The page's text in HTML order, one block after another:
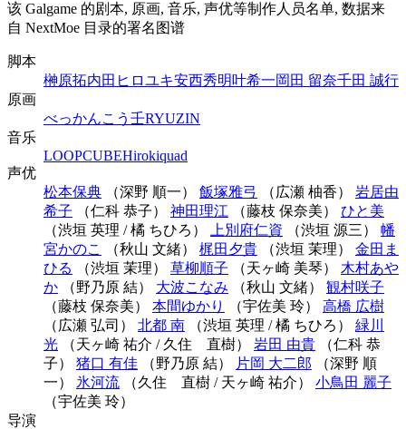
该 Galgame 的剧本, 原画, 音乐, 声优等制作人员名单, 数据来
自 NextMoe 目录的署名图谱
脚本
榊原拓内田ヒロユキ安西秀明叶希一岡田 留奈千田 誠行
原画
べっかんこう 壬RYUZIN
音乐
LOOPCUBEHirokiquad
声优
松本保典 （深野 順一） 飯塚雅弓 （広瀬 柚香） 岩居由
希子 （仁科 恭子） 神田理江 （藤枝 保奈美） ひと美
（渋垣 英理 / 橘 ちひろ）
上別府仁資 （渋垣 源三） 幡
宮かのこ
（秋山 文緒） 梶田夕貴 （渋垣 茉理） 金田ま
ひる
（渋垣 茉理） 草柳順子 （天ヶ崎 美琴） 木村あや
か （野乃原 結） 大波こなみ （秋山 文緒） 観村咲子
（藤枝 保奈美） 本間ゆかり （宇佐美 玲） 高橋 広樹
（広瀬 弘司） 北都 南 （渋垣 英理 / 橘 ちひろ） 緑川
光 （天ヶ崎 祐介 / 久住 直樹） 岩田 由貴 （仁科 恭
子） 猪口 有佳 （野乃原 結） 片岡 大二郎 （深野 順
一） 氷河流 （久住 直樹 / 天ヶ崎 祐介） 小鳥田 麗子
（宇佐美 玲）
导演